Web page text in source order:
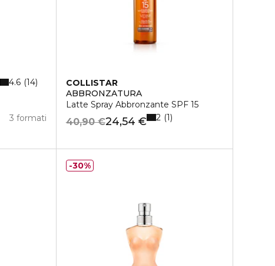
3 formati
4.6 14
COLLISTAR
ABBRONZATURA
Latte Spray Abbronzante SPF 15
24,54 €
40,90 € 2 1
30%